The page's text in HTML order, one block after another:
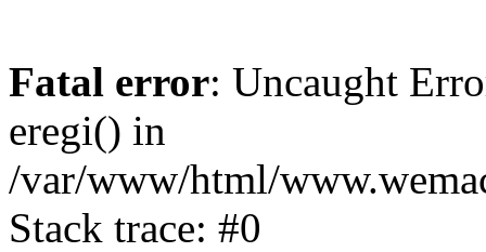
Fatal error: Uncaught
eregi() in
/var/www/html/
Stack trace: #0